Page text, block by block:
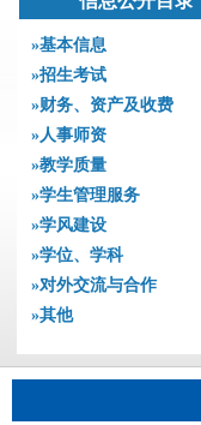
»基本信息
»招生考试
»财务、资产及收费
»人事师资
»教学质量
»学生管理服务
»学风建设
»学位、学科
»对外交流与合作
»其他